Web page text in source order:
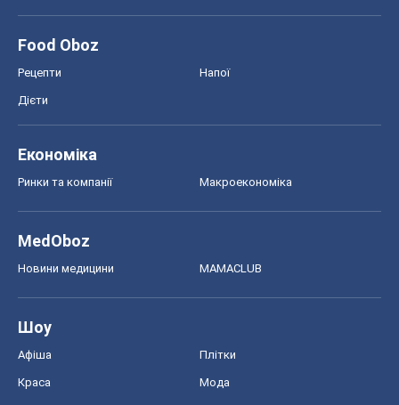
Food Oboz
Рецепти Напої
Дієти
Економіка
Ринки та компанії Макроекономіка
MedOboz
Новини медицини MAMACLUB
Шоу
Афіша Плітки
Краса Мода